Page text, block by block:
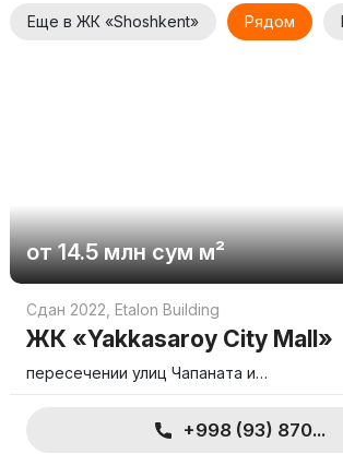
Еще в ЖК «Shoshkent» Рядом
от14.5 млн сумм²
Сдан 2022 Etalon Building
ЖК «Yakkasaroy City Mall»
пересечении улиц Чапаната и…
+998 (93) 870...